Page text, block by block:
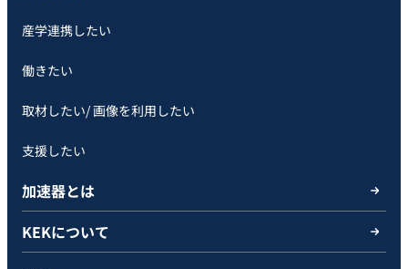
産学連携したい
働きたい
取材したい/ 画像を利用したい
支援したい
加速器とは
KEKについて